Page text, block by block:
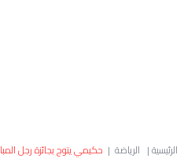
الرئيسية| الرياضة | حكيمي يتوج بجائزة رجل